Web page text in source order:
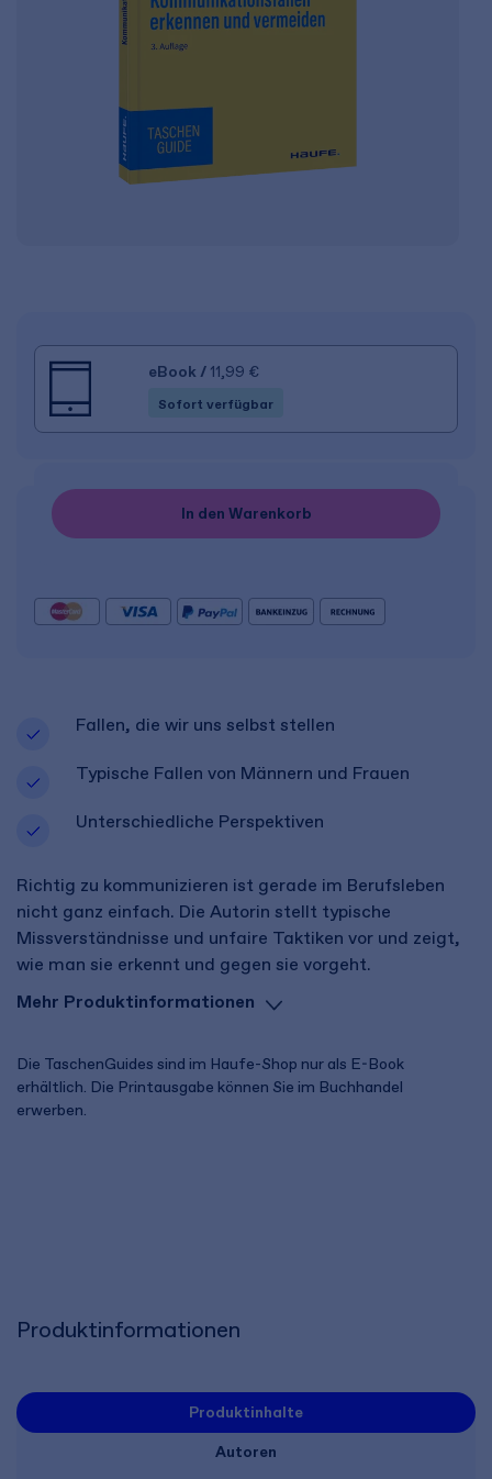
Fallen, die wir uns selbst stellen
Typische Fallen von Männern und Frauen
Unterschiedliche Perspektiven
Richtig zu kommunizieren ist gerade im Berufsleben
nicht ganz einfach. Die Autorin stellt typische
Missverständnisse und unfaire Taktiken vor und zeigt,
wie man sie erkennt und gegen sie vorgeht.
Mehr Produktinformationen
Die TaschenGuides sind im Haufe-Shop nur als E-Book
erhältlich. Die Printausgabe können Sie im Buchhandel
erwerben.
eBook / 11,99 €
Sofort verfügbar
In den Warenkorb
Produktinformationen
Produktinhalte
Autoren